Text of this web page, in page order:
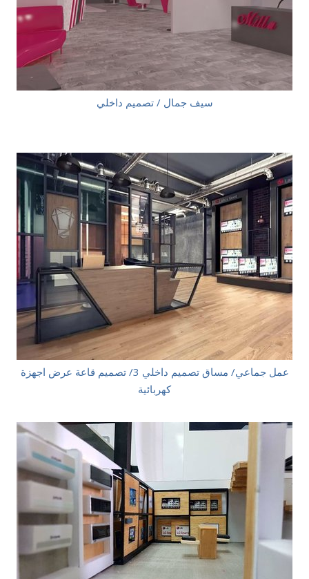
سيف جمال / تصميم داخلي
عمل جماعي/ مساق تصميم داخلي 3/ تصميم قاعة عرض اجهزة
كهربائية